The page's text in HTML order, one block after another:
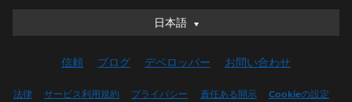
日本語
日本語
English (UK)
信頼 ブログ デベロッパー お問い合わせ
法律 サービス利用規約 プライバシー 責任ある開示 Cookieの設定